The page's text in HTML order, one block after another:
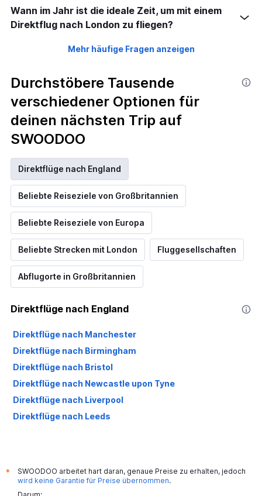
Wann im Jahr ist die ideale Zeit, um mit einem
Direktflug nach London zu fliegen?
Mehr häufige Fragen anzeigen
Durchstöbere Tausende
verschiedener Optionen für
deinen nächsten Trip auf
SWOODOO
Direktflüge nach England
Beliebte Reiseziele von Großbritannien
Beliebte Reiseziele von Europa
Beliebte Strecken mit London Fluggesellschaften
Abflugorte in Großbritannien
Direktflüge nach England
Direktflüge nach Manchester
Direktflüge nach Birmingham
Direktflüge nach Bristol
Direktflüge nach Newcastle upon Tyne
Direktflüge nach Liverpool
Direktflüge nach Leeds
*
SWOODOO arbeitet hart daran, genaue Preise zu erhalten, jedoch
wird keine Garantie für Preise übernommen.